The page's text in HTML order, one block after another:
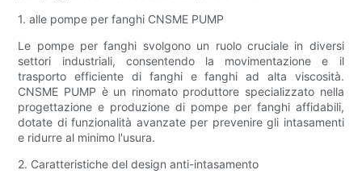
1. alle pompe per fanghi CNSME PUMP
Le pompe per fanghi svolgono un ruolo cruciale in diversi
settori industriali, consentendo la movimentazione e il
trasporto efficiente di fanghi e fanghi ad alta viscosità.
CNSME PUMP è un rinomato produttore specializzato nella
progettazione e produzione di pompe per fanghi affidabili,
dotate di funzionalità avanzate per prevenire gli intasamenti
e ridurre al minimo l'usura.
2. Caratteristiche del design anti-intasamento